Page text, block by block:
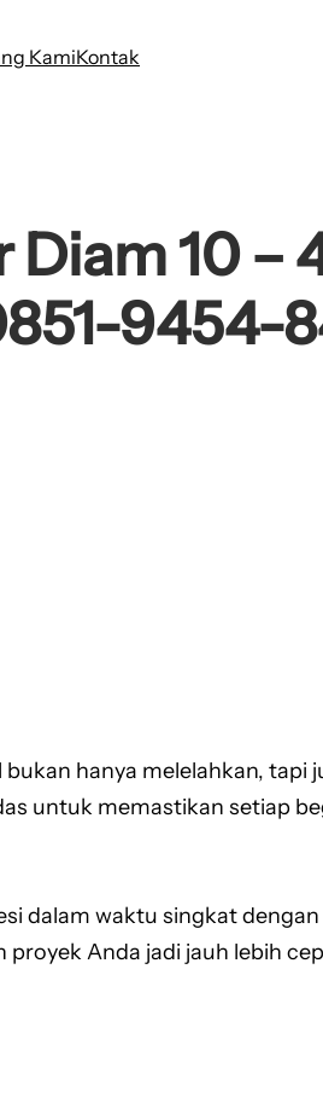
KamiKontak
Diam 10 –
9454-
hanya melelahkan, tapi
untuk memastikan setiap
dalam waktu singkat
Anda jadi jauh lebih